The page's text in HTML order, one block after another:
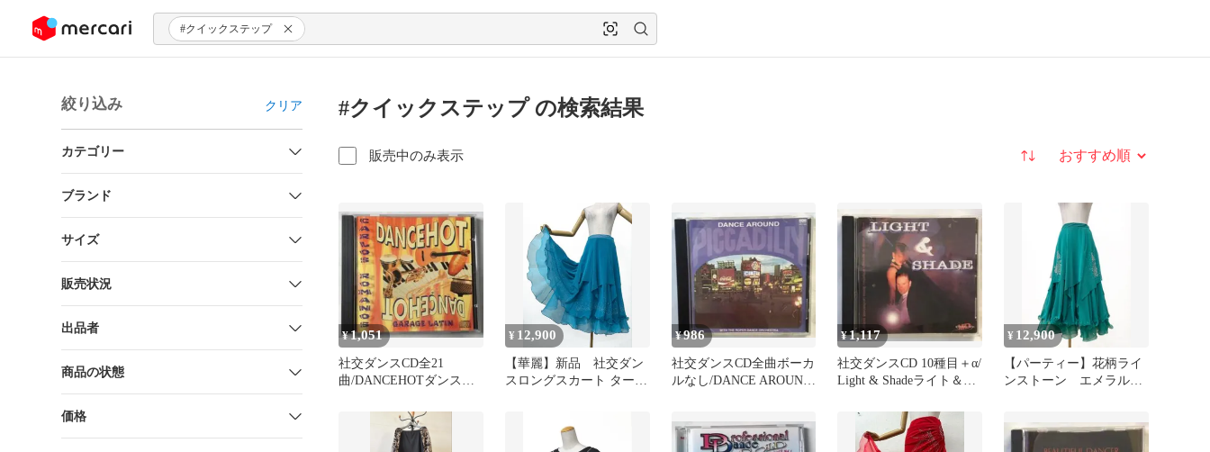
ツにスキップ #クイックステップ
絞り込み クリア
カテゴリー
ブランド
サイズ
販売状況
出品者
商品の状態
価格
#クイックステップ の検索結果
販売中のみ表示 並び替え
¥1,051
社交ダンスCD全21
曲/DANCEHOTダンスホ
¥ 12,900
【華麗】新品 社交ダン
スロングスカート ターコ
¥986
社交ダンスCD全曲ボーカ
ルなし/DANCE AROUND
¥1,117
社交ダンスCD 10種目＋α/
Light & Shadeライト＆シ
¥ 12,900
【パーティー】花柄ライ
ンストーン エメラルド